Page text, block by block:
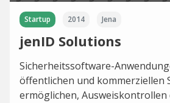
Startup 2014 Jena
jenID Solutions
Sicherheitssoftware-
öffentlichen und kommerziellen
ermöglichen,